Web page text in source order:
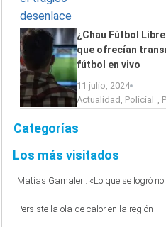
¿Chau Fútbol
que ofrecían
fútbol en vivo
11 julio, 2024
Actualidad Policial
Categorías
Los más visitados
Matías Gamaleri: «Lo que se logró no
Persiste la ola de calor en la región